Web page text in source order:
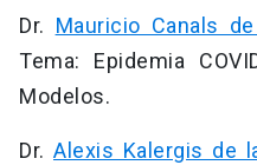
Dr. Mauricio Canals
Tema: Epidemia
Modelos.
Dr.Alexis Kalergis de